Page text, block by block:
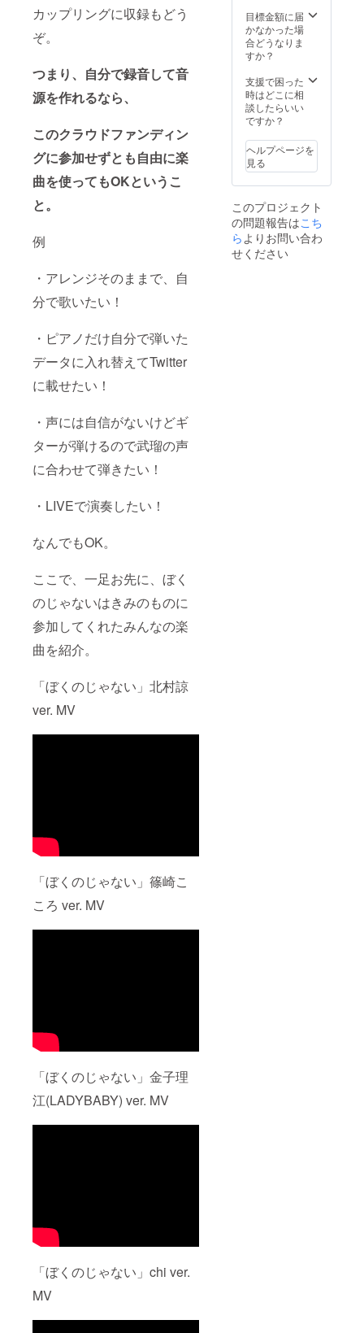
カップリングに収録もどう
ぞ。
つまり、自分で録音して音
源を作れるなら、
このクラウドファンディン
グに参加せずとも自由に楽
曲を使ってもOKというこ
と。
例
・アレンジそのままで、自
分で歌いたい！
・ピアノだけ自分で弾いた
データに入れ替えてTwitter
に載せたい！
・声には自信がないけどギ
ターが弾けるので武瑠の声
に合わせて弾きたい！
・LIVEで演奏したい！
なんでもOK。
ここで、一足お先に、ぼく
のじゃないはきみのものに
参加してくれたみんなの楽
曲を紹介。
「ぼくのじゃない」北村諒
ver. MV
「ぼくのじゃない」篠崎こ
ころ ver. MV
「ぼくのじゃない」金子理
江(LADYBABY) ver. MV
「ぼくのじゃない」chi ver.
MV
TuneCo
re
Japan
アカウ
作成が
必要と
なりま
す。事
カウン
ト作成
をお願
い致し
※現地ま
での交
通費、
宿泊費
に関し
ンロー
ドをお
願い致
しま
限を経
過する
場合
は、再
個別対
応は致
しかね
ます。
での交
通費、
宿泊費
に関し
まして
ンは
CAMPF
IRE内
メッ
より
gigafile
などの
データ
付いた
しま
す。ダ
ウン
期限が
ござい
ますの
で必ず
期限内
にて個
別に送
信致し
ます。
信可能
なメー
ルアド
レスの
お願い
致しま
す。 ※
レコー
グ日程
は上記
のみと
なりま
す為、
す為、
必ず参
加が可
能な方
援をお
願い致
しま
す。万
支援者
のスケ
ジュー
ル都合
り実施
が不可
となる
場合の
責任は
メッ
セージ
にて個
別に送
ます。
必ず受
信可能
なメー
レスの
設定を
お願い
致しま
レコー
ディン
グ日程
は上記
のみと
負い、
MIXされ
た音源
が戻っ
ほか、2
月14日
に発売
される
ムにそ
の音源
を収
録、販
さらに
権利譲
渡も行
う。 ・
参加者
目標金額に届
かなかった場
合どうなりま
すか？
支援で困った
時はどこに相
談したらいい
ですか？
ヘルプページを
見る
このプロジェクト
の問題報告はこち
ら よりお問い合わ
せください